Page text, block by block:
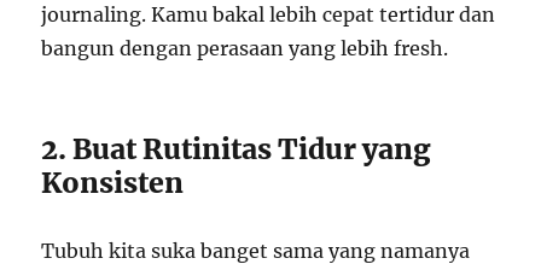
journaling. Kamu bakal lebih cepat tertidur dan
bangun dengan perasaan yang lebih fresh.
2. Buat Rutinitas Tidur yang
Konsisten
Tubuh kita suka banget sama yang namanya